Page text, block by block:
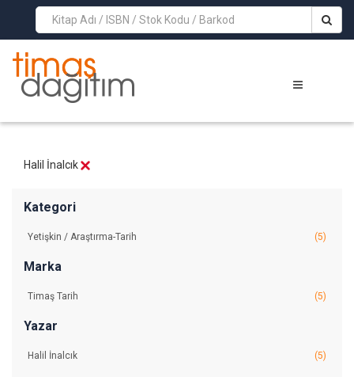
>
Halil İnalcık
Kategori
Yetişkin / Araştırma-Tarih (5)
Marka
Timaş Tarih (5)
Yazar
Halil İnalcık (5)